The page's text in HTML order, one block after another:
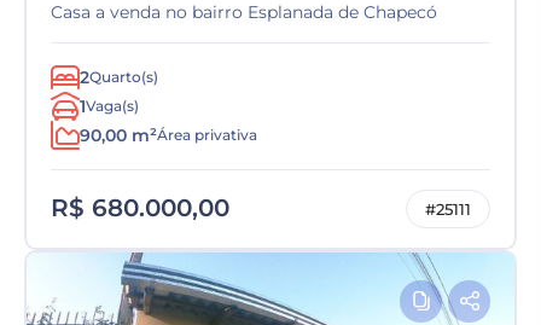
Casa a venda no bairro Esplanada de Chapecó
2Quarto(s)
1Vaga(s)
90,00 m²Área privativa
R$ 680.000,00 #25111